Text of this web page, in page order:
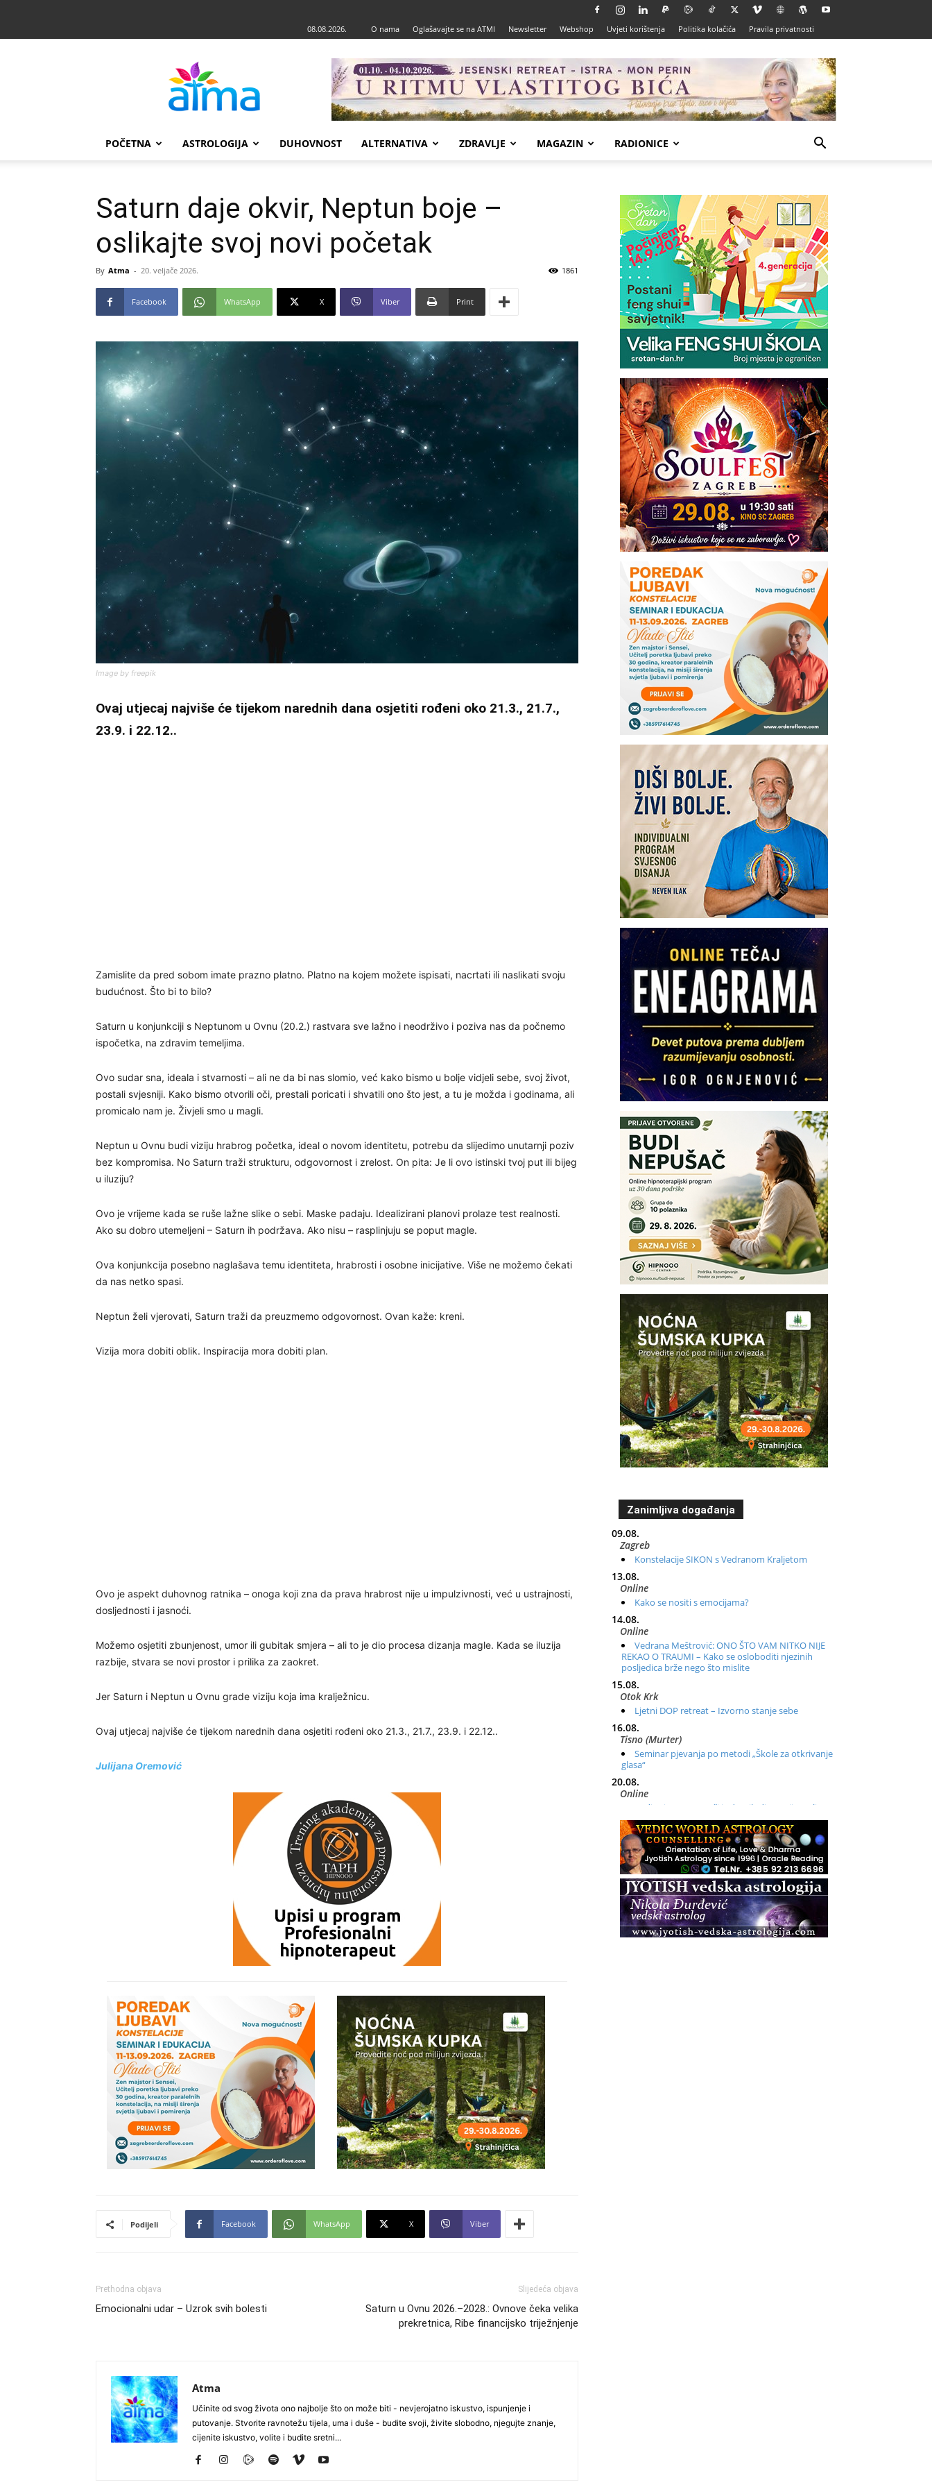
08.08.2026. O nama Oglašavajte se na ATMI Newsletter Webshop Uvjeti korištenja Politika kolačića Pravila privatnosti
POČETNA ASTROLOGIJA DUHOVNOST ALTERNATIVA ZDRAVLJE MAGAZIN RADIONICE
Saturn daje okvir, Neptun boje –
oslikajte svoj novi početak
By Atma - 20. veljače 2026. 1861
Facebook WhatsApp X Viber Print
Image by freepik
Ovaj utjecaj najviše će tijekom narednih dana osjetiti rođeni oko 21.3., 21.7.,
23.9. i 22.12..
Zamislite da pred sobom imate prazno platno. Platno na kojem možete ispisati, nacrtati ili naslikati svoju
budućnost. Što bi to bilo?
Saturn u konjunkciji s Neptunom u Ovnu (20.2.) rastvara sve lažno i neodrživo i poziva nas da počnemo
ispočetka, na zdravim temeljima.
Ovo sudar sna, ideala i stvarnosti – ali ne da bi nas slomio, već kako bismo u bolje vidjeli sebe, svoj život,
postali svjesniji. Kako bismo otvorili oči, prestali poricati i shvatili ono što jest, a tu je možda i godinama, ali
promicalo nam je. Živjeli smo u magli.
Neptun u Ovnu budi viziju hrabrog početka, ideal o novom identitetu, potrebu da slijedimo unutarnji poziv
bez kompromisa. No Saturn traži strukturu, odgovornost i zrelost. On pita: Je li ovo istinski tvoj put ili bijeg
u iluziju?
Ovo je vrijeme kada se ruše lažne slike o sebi. Maske padaju. Idealizirani planovi prolaze test realnosti.
Ako su dobro utemeljeni – Saturn ih podržava. Ako nisu – rasplinjuju se poput magle.
Ova konjunkcija posebno naglašava temu identiteta, hrabrosti i osobne inicijative. Više ne možemo čekati
da nas netko spasi.
Neptun želi vjerovati, Saturn traži da preuzmemo odgovornost. Ovan kaže: kreni.
Vizija mora dobiti oblik. Inspiracija mora dobiti plan.
Ovo je aspekt duhovnog ratnika – onoga koji zna da prava hrabrost nije u impulzivnosti, već u ustrajnosti,
dosljednosti i jasnoći.
Možemo osjetiti zbunjenost, umor ili gubitak smjera – ali to je dio procesa dizanja magle. Kada se iluzija
razbije, stvara se novi prostor i prilika za zaokret.
Jer Saturn i Neptun u Ovnu grade viziju koja ima kralježnicu.
Ovaj utjecaj najviše će tijekom narednih dana osjetiti rođeni oko 21.3., 21.7., 23.9. i 22.12..
Julijana Oremović
Podijeli Facebook WhatsApp X Viber
Prethodna objava
Emocionalni udar – Uzrok svih bolesti
Slijedeća objava
Saturn u Ovnu 2026.–2028.: Ovnove čeka velika
prekretnica, Ribe financijsko triježnjenje
Atma
Učinite od svog života ono najbolje što on može biti - nevjerojatno iskustvo, ispunjenje i
putovanje. Stvorite ravnotežu tijela, uma i duše - budite svoji, živite slobodno, njegujte znanje,
cijenite iskustvo, volite i budite sretni...
Zanimljiva događanja
09.08.
Zagreb
Konstelacije SIKON s Vedranom Kraljetom
13.08.
Online
Kako se nositi s emocijama?
14.08.
Online
Vedrana Meštrović: ONO ŠTO VAM NITKO NIJE
REKAO O TRAUMI – Kako se osloboditi njezinih
posljedica brže nego što mislite
15.08.
Otok Krk
Ljetni DOP retreat – Izvorno stanje sebe
16.08.
Tisno (Murter)
Seminar pjevanja po metodi „Škole za otkrivanje
glasa“
20.08.
Online
Radionica: Pomagači iz drugih dimenzija Online –
otvoreno za sve
21.08.
Zagreb+Online
Osnovni ThetaHealing® tečaj, Zagreb i Online
22.08.
Zagreb
Osnovna radionica za izscjeljivanje pranom (Basic
Pranic Healing course)
Pula